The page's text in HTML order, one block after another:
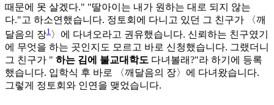
때문에 못 살겠다." "딸아이는 내가 원하는 대로 되지 않는
다."고 하소연했습니다. 정토회에 다니고 있던 그 친구가 〈깨
달음의 장1 〉에 다녀오라고 권유했습니다. 신뢰하는 친구였기
에 무엇을 하는 곳인지도 모르고 바로 신청했습니다. 그랬더니
그 친구가 " 하는 김에 불교대학도 다녀볼래?"라 하기에 등록
했습니다. 입학식 후 바로 〈깨달음의 장〉에 다녀왔습니다.
그렇게 정토회와 인연을 맺었습니다.